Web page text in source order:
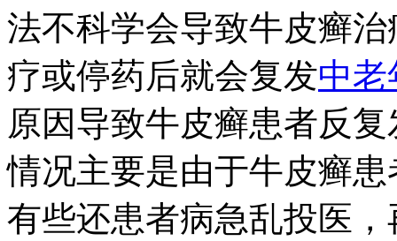
法不科学会导致牛皮癣
疗或停药后就会复发中
原因导致牛皮癣患者反
情况主要是由于牛皮癣
有些还患者病急乱投医